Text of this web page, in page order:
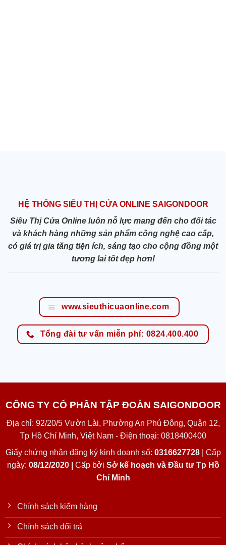
HỆ THỐNG SIÊU THỊ CỬA ONLINE SAIGONDOOR
Siêu Thị Cửa Online luôn nỗ lực mang đến cho đối tác
và khách hàng những sản phẩm công nghệ cao cấp,
có giá trị gia tăng tiện ích, sáng tạo cho cộng đồng một
tương lai tốt đẹp hơn!
www.sieuthicuaonline.com
Tổng đài tư vấn miễn phí: 0824.400.400
CÔNG TY CỔ PHẦN TẬP ĐOÀN SAIGONDOOR
Địa chỉ: 92/20/5 Vườn Lài, Phường An Phú Đông, Quận 12,
Tp Hồ Chí Minh, Việt Nam - Điện thoại: 0818400400
Giấy chứng nhận đăng ký kinh doanh số: 0316627728| Cấp
ngày: 08/12/2020 | Cấp bởi Sở kế hoạch và Đầu tư Tp Hồ
Chí Minh
Chính sách kiểm hàng
Chính sách đổi trả